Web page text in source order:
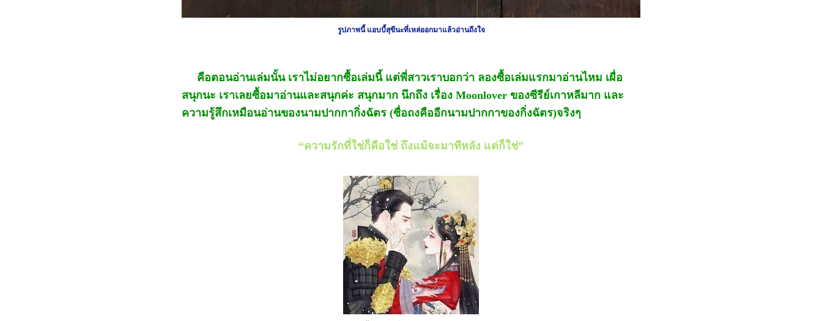
รูปภาพนี้ แอบบี้สุขีนะที่เหล่ออกมาแล้วอ่านถึงใจ
คือตอนอ่านเล่มนั้น เราไม่อยากซื้อเล่มนี้ แต่พี่สาวเราบอกว่า ลองซื้อเล่มแรกมาอ่านไหม เผื่อ
สนุกนะ เราเลยซื้อมาอ่านและสนุกค่ะ สนุกมาก นึกถึง เรื่อง Moonlover ของซีรีย์เกาหลีมาก และ
ความรู้สึกเหมือนอ่านของนามปากกากิ่งฉัตร (ซื่อถงคืออีกนามปากกาของกิ่งฉัตร)จริงๆ
“ความรักที่ใช่ก็คือใช่ ถึงแม้จะมาทีหลัง แต่ก็ใช่”